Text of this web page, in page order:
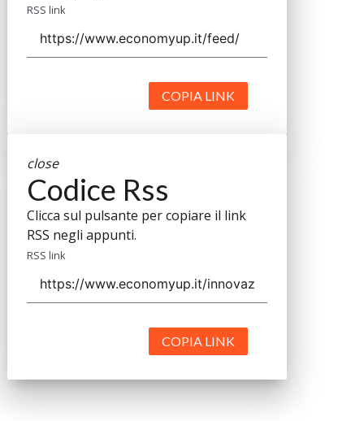
RSS link
COPIA LINK
close
Codice Rss
Clicca sul pulsante per copiare il link
RSS negli appunti.
RSS link
COPIA LINK